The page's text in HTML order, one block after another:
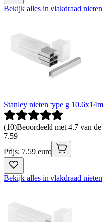
Bekijk alles in vlakdraad nieten
Stanley nieten type g
(10)Beoordeeld met 4.7 van
7.59
Prijs: 7.59 euro
Bekijk alles in vlakdraad nieten